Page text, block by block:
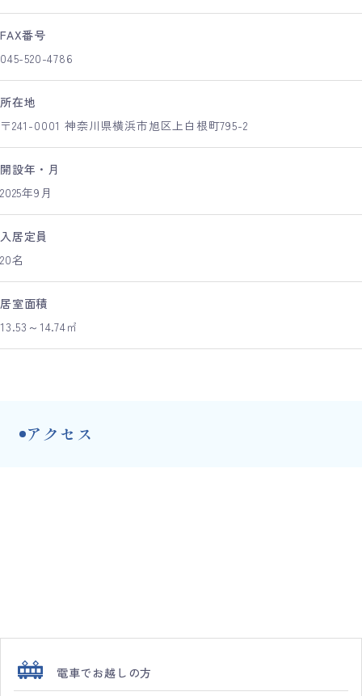
FAX番号
045-520-4786
所在地
〒241-0001 神奈川県横浜市旭区上白根町795-2
開設年・月
2025年9月
入居定員
20名
居室面積
13.53～14.74㎡
アクセス
電車でお越しの方